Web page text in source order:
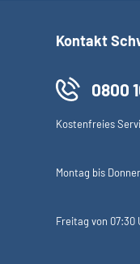
Kontakt
0800
Kostenfreies
Montag bis
Freitag von 07:30